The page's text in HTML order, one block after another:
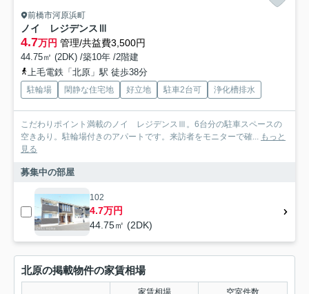
前橋市河原浜町
ノイ レジデンスⅢ
4.7万円 管理/共益費3,500円
44.75㎡ (2DK) /築10年 /2階建
上毛電鉄「北原」駅 徒歩38分
駐輪場 閑静な住宅地 好立地 駐車2台可 浄化槽排水
こだわりポイント満載のノイ レジデンスⅢ。6台分の駐車スペースの
空きあり。駐輪場付きのアパートです。来訪者をモニターで確... もっと
見る
募集中の部屋
102
4.7万円
44.75㎡ (2DK)
北原の掲載物件の家賃相場
家賃相場 空室件数